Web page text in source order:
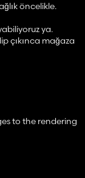
öncelikle.
ya.
çıkınca mağaza
73665/life-
yemek
ama oyunu
66090/task-
aynı şekilde
görev
to the rendering